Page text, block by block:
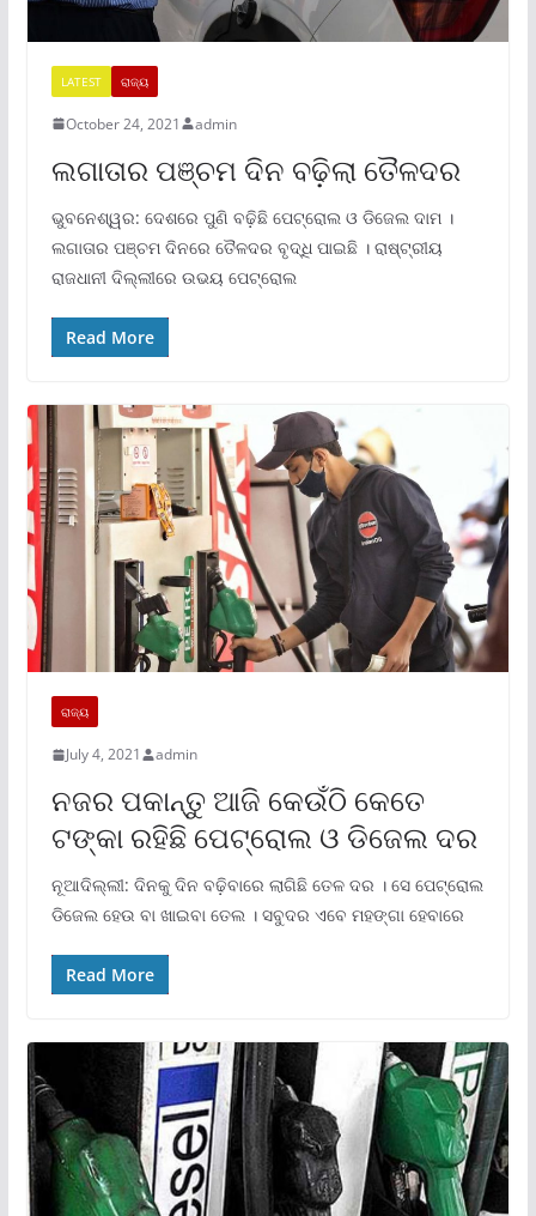
LATEST ରାଜ୍ୟ
October 24, 2021 admin
ଲଗାତାର ପଞ୍ଚମ ଦିନ ବଢ଼ିଲା ତୈଳଦର
ଭୁବନେଶ୍ୱର: ଦେଶରେ ପୁଣି ବଢ଼ିଛି ପେଟ୍ରୋଲ ଓ ଡିଜେଲ ଦାମ ।
ଲଗାତାର ପଞ୍ଚମ ଦିନରେ ତୈଳଦର ବୃଦ୍ଧି ପାଇଛି । ରାଷ୍ଟ୍ରୀୟ
ରାଜଧାନୀ ଦିଲ୍ଲୀରେ ଉଭୟ ପେଟ୍ରୋଲ
Read More
ରାଜ୍ୟ
July 4, 2021 admin
ନଜର ପକାନ୍ତୁ ଆଜି କେଉଁଠି କେତେ
ଟଙ୍କା ରହିଛି ପେଟ୍ରୋଲ ଓ ଡିଜେଲ ଦର
ନୂଆଦିଲ୍ଲୀ: ଦିନକୁ ଦିନ ବଢ଼ିବାରେ ଲାଗିଛି ତେଳ ଦର । ସେ ପେଟ୍ରୋଲ
ଡିଜେଲ ହେଉ ବା ଖାଇବା ତେଲ । ସବୁଦର ଏବେ ମହଙ୍ଗା ହେବାରେ
Read More